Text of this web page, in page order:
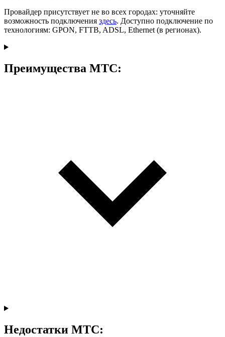
Провайдер присутствует не во всех городах: уточняйте
возможность подключения здесь. Доступно подключение по
технологиям: GPON, FTTB, ADSL, Ethernet (в регионах).
Преимущества МТС:
Недостатки МТС: